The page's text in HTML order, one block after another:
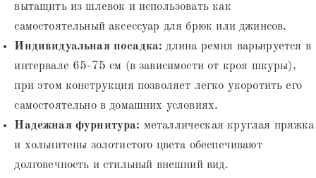
вытащить из шлевок и использовать как
самостоятельный аксессуар для брюк или джинсов.
Индивидуальная посадка: длина ремня варьируется в
интервале 65-75 см (в зависимости от кроя шкуры),
при этом конструкция позволяет легко укоротить его
самостоятельно в домашних условиях.
Надежная фурнитура: металлическая круглая пряжка
и хольнитены золотистого цвета обеспечивают
долговечность и стильный внешний вид.